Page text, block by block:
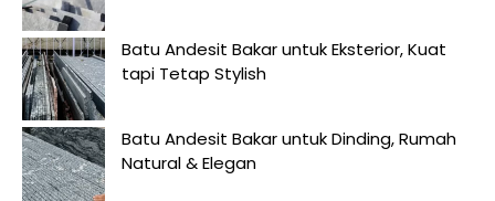
Batu Andesit Bakar untuk Eksterior, Kuat
tapi Tetap Stylish
Batu Andesit Bakar untuk Dinding, Rumah
Natural & Elegan